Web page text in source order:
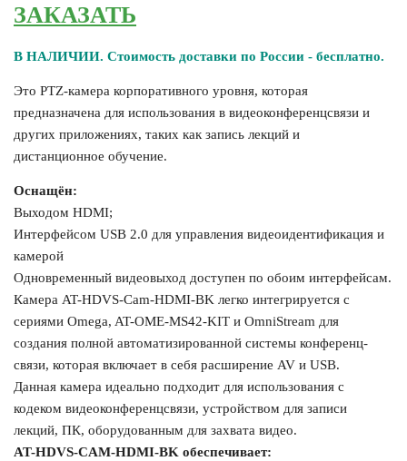
ЗАКАЗАТЬ
В НАЛИЧИИ. Стоимость доставки по России - бесплатно.
Это PTZ-камера корпоративного уровня, которая
предназначена для использования в видеоконференцсвязи и
других приложениях, таких как запись лекций и
дистанционное обучение.
Оснащён:
Выходом HDMI;
Интерфейсом USB 2.0 для управления видеоидентификация и
камерой
Одновременный видеовыход доступен по обоим интерфейсам.
Камера AT-HDVS-Cam-HDMI-BK легко интегрируется с
сериями Omega, AT-OME-MS42-KIT и OmniStream для
создания полной автоматизированной системы конференц-
связи, которая включает в себя расширение AV и USB.
Данная камера идеально подходит для использования с
кодеком видеоконференцсвязи, устройством для записи
лекций, ПК, оборудованным для захвата видео.
AT-HDVS-CAM-HDMI-BK обеспечивает: